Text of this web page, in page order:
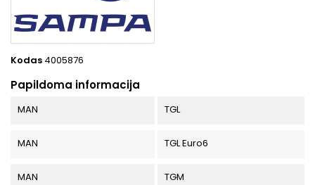
Kodas 4005876
Papildoma informacija
MAN TGL
MAN TGL Euro6
MAN TGM